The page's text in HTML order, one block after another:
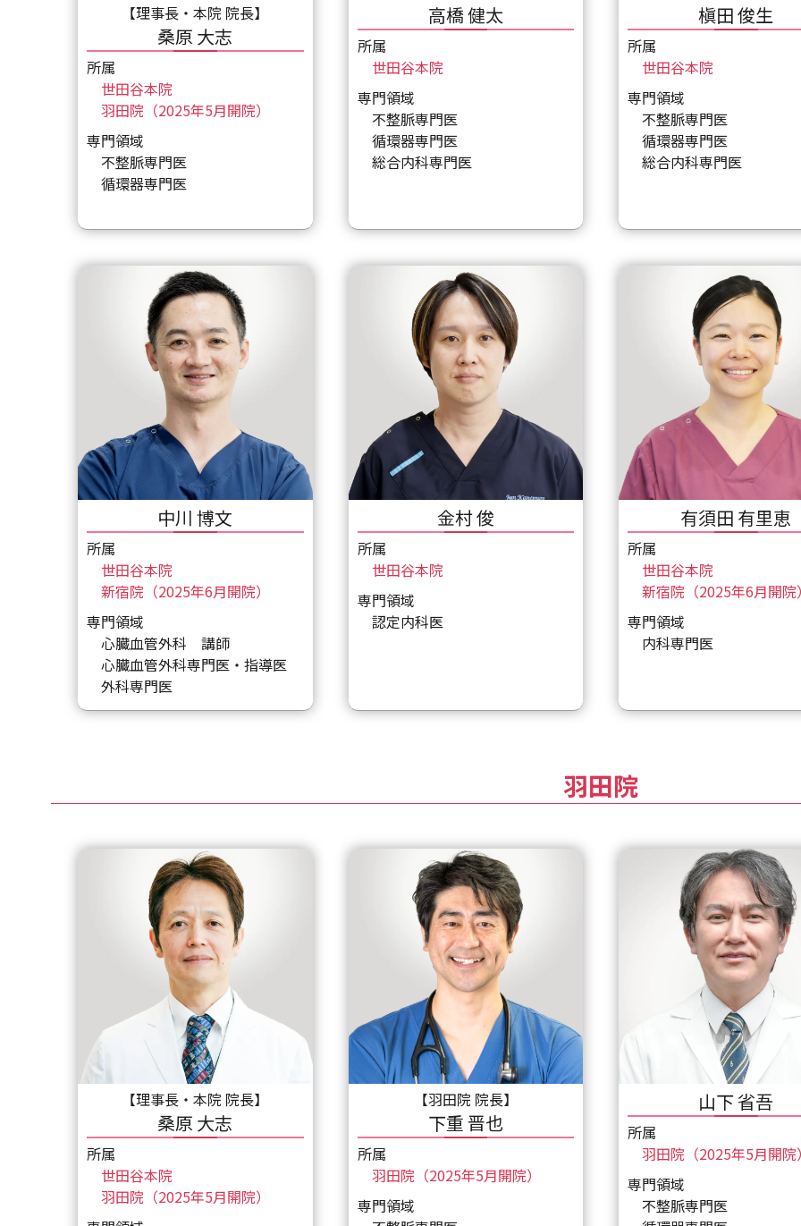
【理事長・本院 院長】
桑原 大志
所属
世田谷本院
羽田院（2025年5月開院）
専門領域
不整脈専門医
循環器専門医
高橋 健太
所属
世田谷本院
専門領域
不整脈専門医
循環器専門医
総合内科専門医
槇田 俊生
所属
世田谷本院
専門領域
不整脈専門医
循環器専門医
総合内科専門医
中川 博文
所属
世田谷本院
新宿院（2025年6月開院）
専門領域
心臓血管外科 講師
心臓血管外科専門医・指導医
外科専門医
金村 俊
所属
世田谷本院
専門領域
認定内科医
有須田 有里恵
所属
世田谷本院
新宿院（2025年6月開院
専門領域
内科専門医
羽田院
【理事長・本院 院長】
桑原 大志
所属
世田谷本院
羽田院（2025年5月開院）
【羽田院 院長】
下重 晋也
所属
羽田院（2025年5月開院）
専門領域
山下 省吾
所属
羽田院（2025年5月開院
専門領域
不整脈専門医